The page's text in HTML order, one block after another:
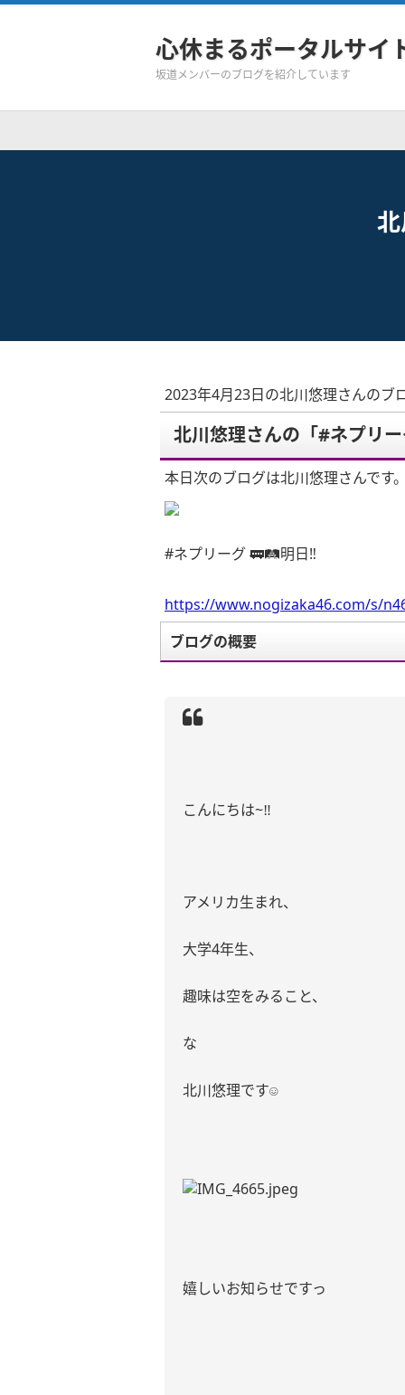
心休まるポータルサイ
坂道メンバーのブログを紹介しています
2023年4月23日の北川悠理さんのブ
北川悠理さんの「#ネプリ
本日次のブログは北川悠理さんです
#ネプリーグ 🚃🛤明日‼︎
https://www.nogizaka46.com/s/
ブログの概要
こんにちは~‼︎
アメリカ生まれ、
大学4年生、
趣味は空をみること、
な
北川悠理です☺︎
嬉しいお知らせですっ